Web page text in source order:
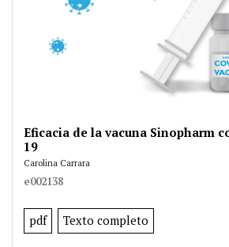
Eficacia de la vacuna Sinopharm
19
Carolina Carrara
e002138
pdf Texto completo